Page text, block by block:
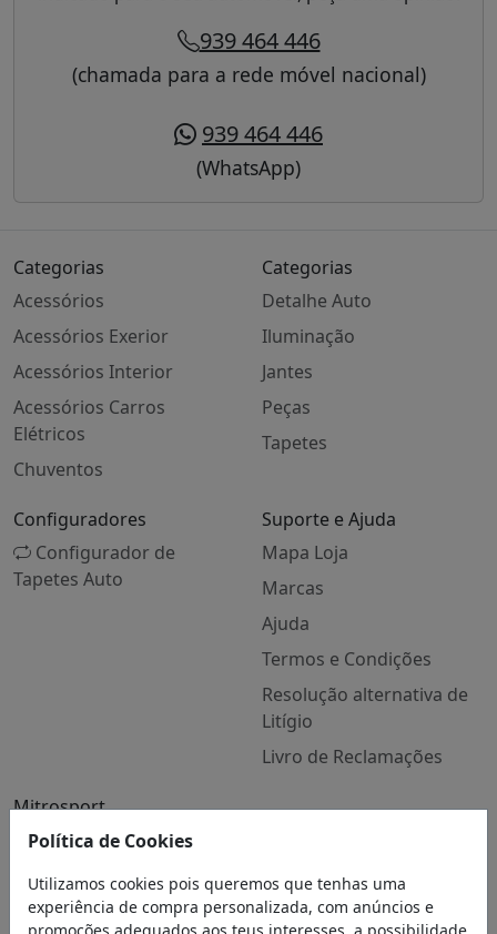
939 464 446
(chamada para a rede móvel nacional)
939 464 446
(WhatsApp)
Categorias
Acessórios
Acessórios Exerior
Acessórios Interior
Acessórios Carros
Elétricos
Chuventos
Categorias
Detalhe Auto
Iluminação
Jantes
Peças
Tapetes
Configuradores
Configurador de
Tapetes Auto
Suporte e Ajuda
Mapa Loja
Marcas
Ajuda
Termos e Condições
Resolução alternativa de
Litígio
Livro de Reclamações
Mitrosport
Quem Somos
Contactos
Blog
Política de Cookies
Utilizamos cookies pois queremos que tenhas uma
experiência de compra personalizada, com anúncios e